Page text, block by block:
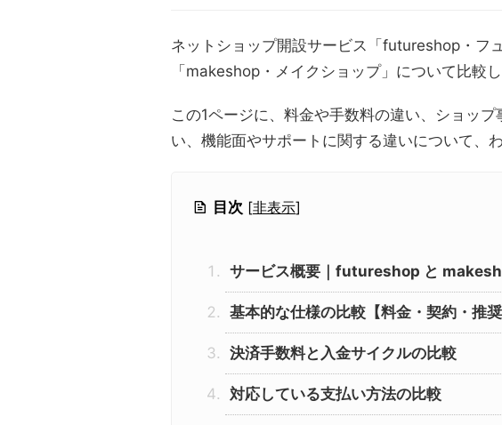
ネットショップ開設サービス「futureshop・フ
「makeshop・メイクショップ」について比較し
この1ページに、料金や手数料の違い、ショッ
い、機能面やサポートに関する違いについて、
目次 [非表示]
サービス概要｜futureshop と
基本的な仕様の比較【料金・契約・推奨
決済手数料と入金サイクルの比較
対応している支払い方法の比較